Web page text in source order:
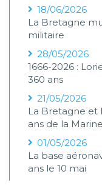
18/06/2026
La Bretagne
militaire
28/05/2026
1666-2026 :
360 ans
21/05/2026
La Bretagne et
ans de la Marine
01/05/2026
La base
ans le 10 mai